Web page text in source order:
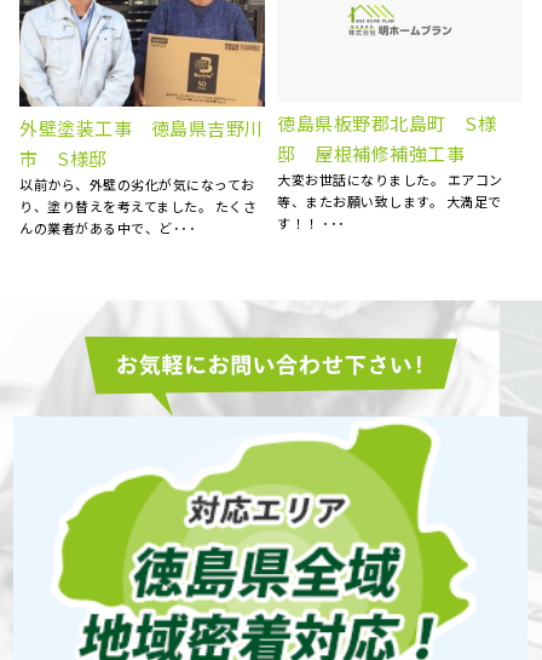
外壁塗装工事 屋根塗装工
事 徳島県阿南市 S様邸
外壁の汚れが目立ち始めたので、お見
積もりをお願いしました。 とても丁寧
に見てくださり、コチラ･･･
屋根雨漏り補修 徳島県阿波
市 N様邸
天井にシミが出来ていることに気がつ
き、慌てて探した明ホームプランさん
に点検のお願いをしました･･･